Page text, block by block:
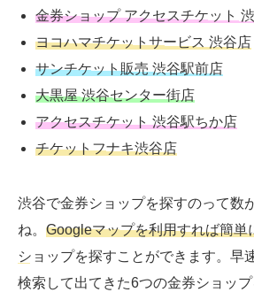
金券ショップ アクセスチケット
ヨコハマチケットサービス 渋谷店
サンチケット販売 渋谷駅前店
大黒屋 渋谷センター街店
アクセスチケット 渋谷駅ちか店
チケットフナキ渋谷店
渋谷で金券ショップを探すのって数
ね。 Googleマップを利用すれば簡単
ショップを探すことができます。早
検索して出てきた6つの金券ショッ